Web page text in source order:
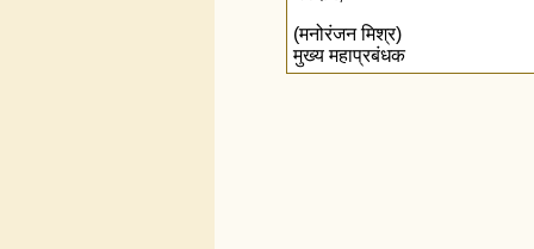
(मनोरंजन मिश्र)
मुख्य महाप्रबंधक